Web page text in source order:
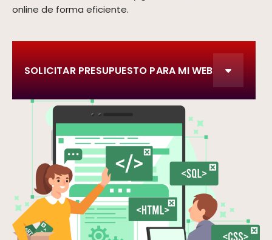
online de forma eficiente.
SOLICITAR PRESUPUESTO PARA MI WEB